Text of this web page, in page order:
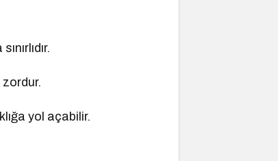
yol açabilir.